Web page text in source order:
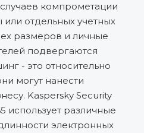
компрометации
отдельных учетных
размеров и личные
подвергаются
- это относительно
могут нанести
Kaspersky Security
использует различные
электронных